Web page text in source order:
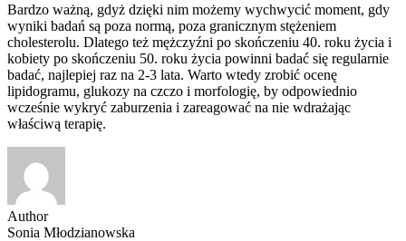
Bardzo ważną, gdyż dzięki nim możemy wychwycić moment, gdy
wyniki badań są poza normą, poza granicznym stężeniem
cholesterolu. Dlatego też mężczyźni po skończeniu 40. roku życia i
kobiety po skończeniu 50. roku życia powinni badać się regularnie
badać, najlepiej raz na 2-3 lata. Warto wtedy zrobić ocenę
lipidogramu, glukozy na czczo i morfologię, by odpowiednio
wcześnie wykryć zaburzenia i zareagować na nie wdrażając
właściwą terapię.
Author
Sonia Młodzianowska